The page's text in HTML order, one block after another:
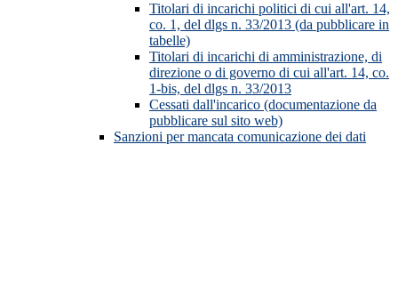
Titolari di incarichi politici di cui all'art. 14,
co. 1, del dlgs n. 33/2013 (da pubblicare in
tabelle)
Titolari di incarichi di amministrazione, di
direzione o di governo di cui all'art. 14, co.
1-bis, del dlgs n. 33/2013
Cessati dall'incarico (documentazione da
pubblicare sul sito web)
Sanzioni per mancata comunicazione dei dati